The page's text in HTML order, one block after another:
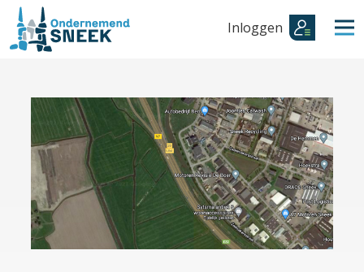
Inloggen